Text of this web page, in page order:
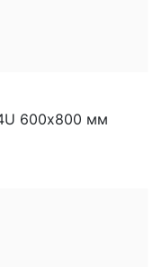
600х800 мм